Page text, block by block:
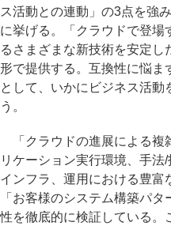
ス活動との連動」の3点を強み
に挙げる。「クラウドで登場
るさまざまな新技術を安定し
形で提供する。互換性に悩ま
として、いかにビジネス活
う。
「クラウドの進展による複
リケーション実行環境、手法
インフラ、運用における豊富
「お客様のシステム構築パ
性を徹底的に検証している。